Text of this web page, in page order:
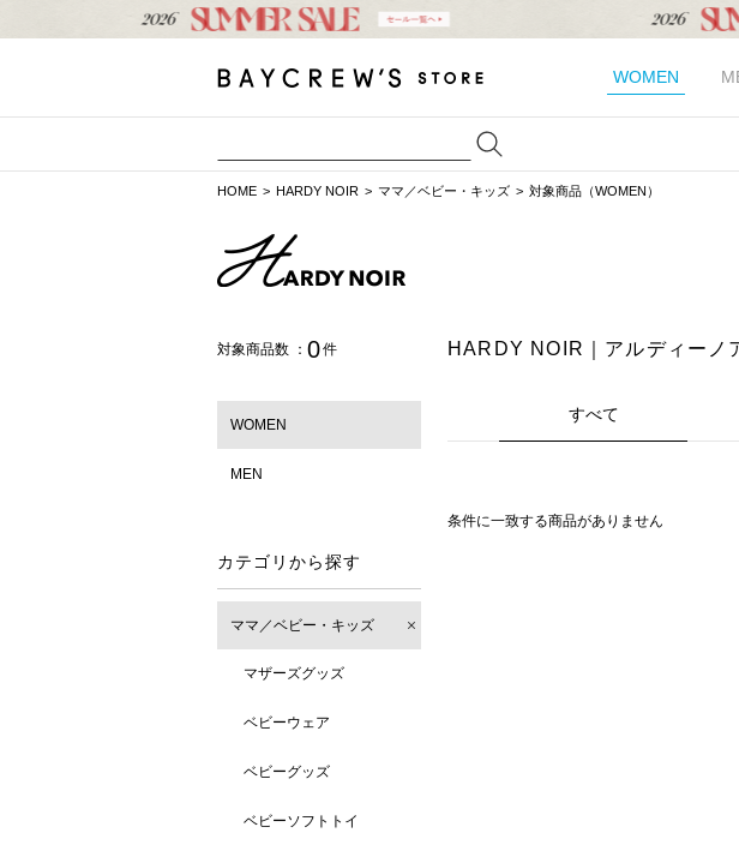
WOMEN
HOME HARDY NOIR ママ／ベビー・キッズ 対象商品（WOMEN）
対象商品数 ： 0件
WOMEN
MEN
カテゴリから探す
ママ／ベビー・キッズ
マザーズグッズ
ベビーウェア
ベビーグッズ
ベビーソフトトイ
HARDY NOIR｜アルディーノ
すべて
条件に一致する商品がありません